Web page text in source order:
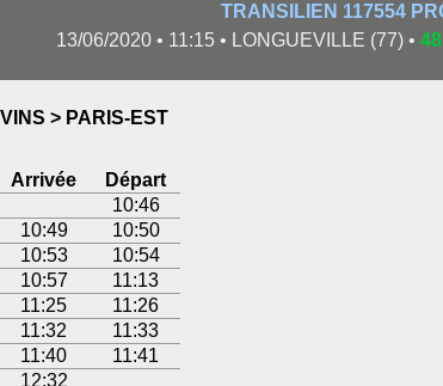
TRANSILIEN 117554
13/06/2020 • 11:15 • LONGUEVILLE (77) •
> PARIS-EST
Arrivée
Départ
10:46
10:49
10:50
10:53
10:54
10:57
11:13
11:25
11:26
11:32
11:33
11:40
11:41
12:32